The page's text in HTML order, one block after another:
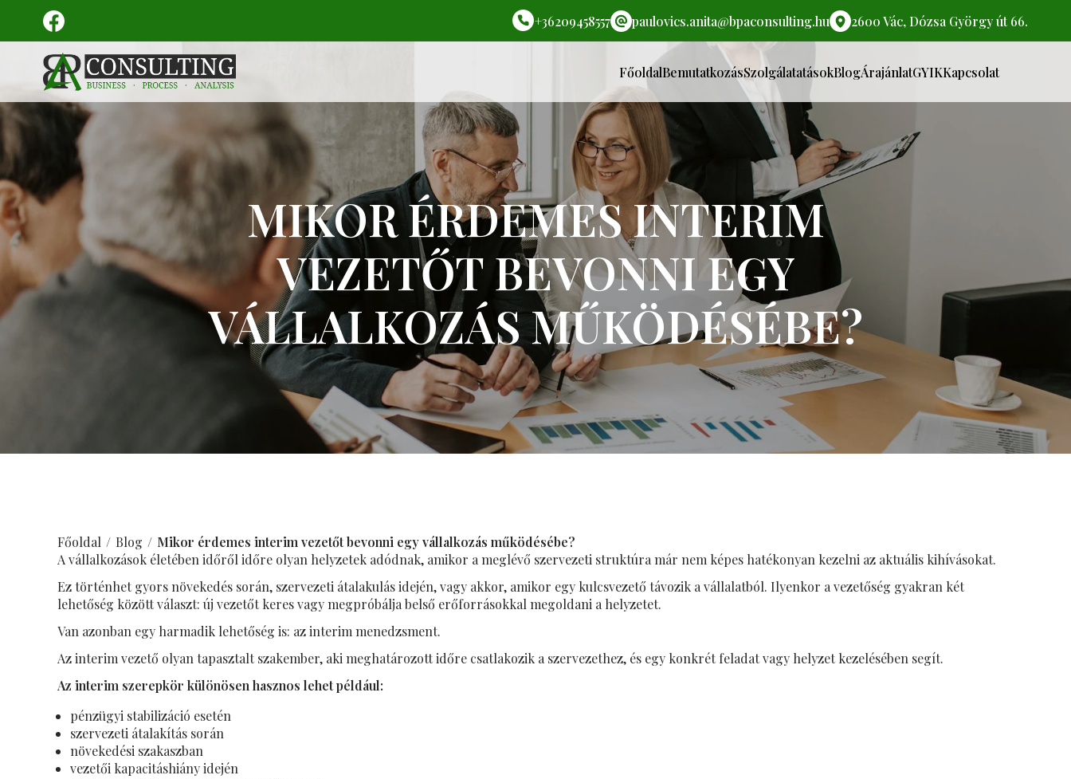
+36209458557 paulovics.anita@bpaconsulting.hu 2600 Vác, Dózsa György út 66.
FőoldalBemutatkozásSzolgálatatásokBlogÁrajánlatGYIKKapcsolat
MIKOR ÉRDEMES INTERIM
VEZETŐT BEVONNI EGY
VÁLLALKOZÁS MŰKÖDÉSÉBE?
Főoldal Blog
Mikor érdemes interim vezetőt bevonni egy vállalkozás működésébe?
A vállalkozások életében időről időre olyan helyzetek adódnak, amikor a meglévő szervezeti struktúra már nem képes hatékonyan kezelni az aktuális kihívásokat.
Ez történhet gyors növekedés során, szervezeti átalakulás idején, vagy akkor, amikor egy kulcsvezető távozik a vállalatból. Ilyenkor a vezetőség gyakran két
lehetőség között választ: új vezetőt keres vagy megpróbálja belső erőforrásokkal megoldani a helyzetet.
Van azonban egy harmadik lehetőség is: az interim menedzsment.
Az interim vezető olyan tapasztalt szakember, aki meghatározott időre csatlakozik a szervezethez, és egy konkrét feladat vagy helyzet kezelésében segít.
Az interim szerepkör különösen hasznos lehet például:
pénzügyi stabilizáció esetén
szervezeti átalakítás során
növekedési szakaszban
vezetői kapacitáshiány idején